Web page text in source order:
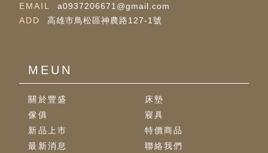
a0937206671@gmail.com
高雄市鳥松區神農路127-1號
關於豐盛
床墊
傢俱
寢具
新品上市
特價商品
最新消息
聯絡我們